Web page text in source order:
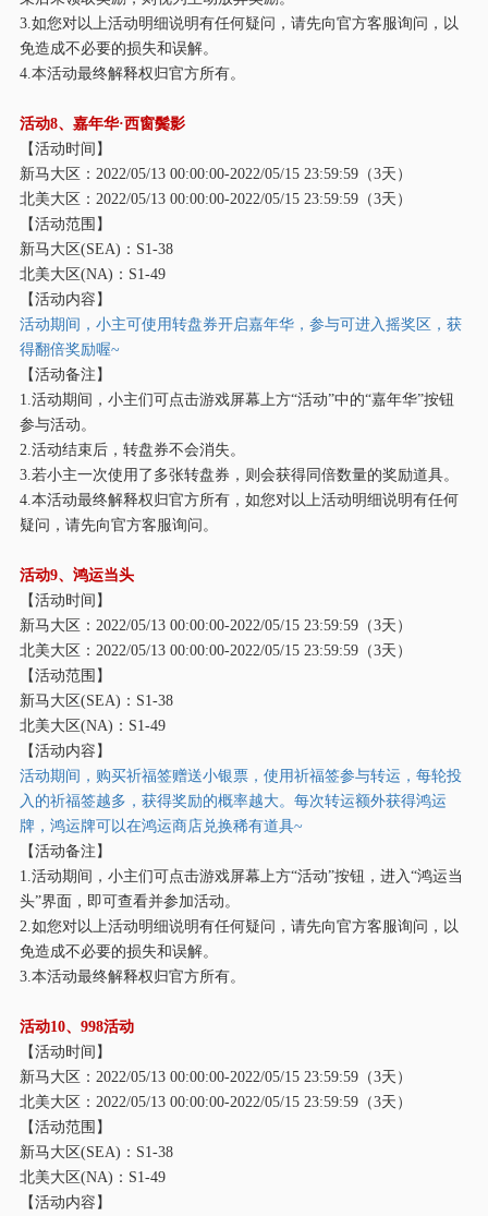
3.如您对以上活动明细说明有任何疑问，请先向官方客服询问，以
免造成不必要的损失和误解。
4.本活动最终解释权归官方所有。
活动8、嘉年华·西窗鬓影
【活动时间】
新马大区： 2022/05/13 00:00:00-2022/05/15 23:59:59（3天）
北美大区： 2022/05/13 00:00:00-2022/05/15 23:59:59（3天）
【活动范围】
新马大区(SEA)：S1-38
北美大区(NA)：S1-49
【活动内容】
活动期间，小主可使用转盘券开启嘉年华，参与可进入摇奖区，获
得翻倍奖励喔~
【活动备注】
1.活动期间，小主们可点击游戏屏幕上方“活动”中的“嘉年华”按钮
参与活动。
2.活动结束后，转盘券不会消失。
3.若小主一次使用了多张转盘券，则会获得同倍数量的奖励道具。
4.本活动最终解释权归官方所有，如您对以上活动明细说明有任何
疑问，请先向官方客服询问。
活动9、鸿运当头
【活动时间】
新马大区： 2022/05/13 00:00:00-2022/05/15 23:59:59（3天）
北美大区： 2022/05/13 00:00:00-2022/05/15 23:59:59（3天）
【活动范围】
新马大区(SEA)：S1-38
北美大区(NA)：S1-49
【活动内容】
活动期间，购买祈福签赠送小银票，使用祈福签参与转运，每轮投
入的祈福签越多，获得奖励的概率越大。每次转运额外获得鸿运
牌，鸿运牌可以在鸿运商店兑换稀有道具~
【活动备注】
1.活动期间，小主们可点击游戏屏幕上方“活动”按钮，进入“鸿运当
头”界面，即可查看并参加活动。
2.如您对以上活动明细说明有任何疑问，请先向官方客服询问，以
免造成不必要的损失和误解。
3.本活动最终解释权归官方所有。
活动10、998活动
【活动时间】
新马大区： 2022/05/13 00:00:00-2022/05/15 23:59:59（3天）
北美大区： 2022/05/13 00:00:00-2022/05/15 23:59:59（3天）
【活动范围】
新马大区(SEA)：S1-38
北美大区(NA)：S1-49
【活动内容】